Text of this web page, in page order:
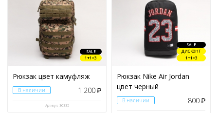
SALE
1+1=3
Рюкзак цвет камуфляж
В наличии 1 200₽
Артикул: 36335
SALE
ДИСКОНТ
1+1=3
Рюкзак Nike Air Jordan
цвет черный
В наличии 800₽